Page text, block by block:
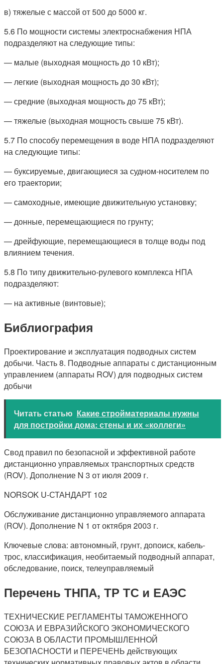
в) тяжелые с массой от 500 до 5000 кг.
5.6 По мощности системы электроснабжения НПА
подразделяют на следующие типы:
— малые (выходная мощность до 10 кВт);
— легкие (выходная мощность до 30 кВт);
— средние (выходная мощность до 75 кВт);
— тяжелые (выходная мощность свыше 75 кВт).
5.7 По способу перемещения в воде НПА подразделяют
на следующие типы:
— буксируемые, двигающиеся за судном-носителем по
его траектории;
— самоходные, имеющие движительную установку;
— донные, перемещающиеся по грунту;
— дрейфующие, перемещающиеся в толще воды под
влиянием течения.
5.8 По типу движительно-рулевого комплекса НПА
подразделяют:
— на активные (винтовые);
Библиография
Проектирование и эксплуатация подводных систем
добычи. Часть 8. Подводные аппараты с дистанционным
управлением (аппараты ROV) для подводных систем
добычи
Читать статью Какие стройматериалы нужны
для постройки дома: стены и их «коллеги»
Свод правил по безопасной и эффективной работе
дистанционно управляемых транспортных средств
(ROV). Дополнение N 3 от июля 2009 г.
NORSOK U-СТАНДАРТ 102
Обслуживание дистанционно управляемого аппарата
(ROV). Дополнение N 1 от октября 2003 г.
Ключевые слова: автономный, грунт, допоиск, кабель-
трос, классификация, необитаемый подводный аппарат,
обследование, поиск, телеуправляемый
Перечень ТНПА, ТР ТС и ЕАЭС
ТЕХНИЧЕСКИЕ РЕГЛАМЕНТЫ ТАМОЖЕННОГО
СОЮЗА И ЕВРАЗИЙСКОГО ЭКОНОМИЧЕСКОГО
СОЮЗА В ОБЛАСТИ ПРОМЫШЛЕННОЙ
БЕЗОПАСНОСТИ и ПЕРЕЧЕНЬ действующих